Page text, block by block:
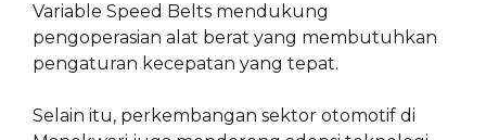
Variable Speed Belts mendukung
pengoperasian alat berat yang membutuhkan
pengaturan kecepatan yang tepat.
Selain itu, perkembangan sektor otomotif di